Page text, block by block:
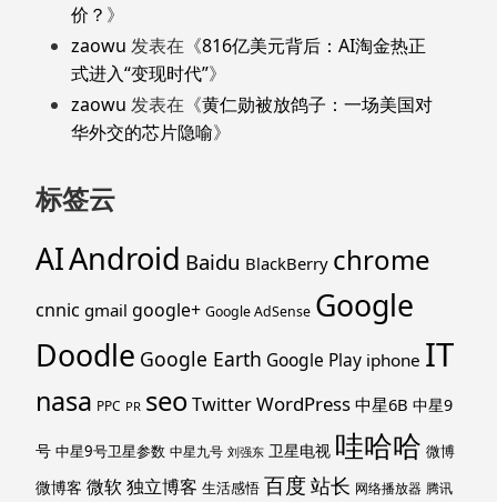
价？ 》
zaowu 发表在《816亿美元背后：AI淘金热正
式进入“变现时代”》
zaowu 发表在《黄仁勋被放鸽子：一场美国对
华外交的芯片隐喻》
标签云
AIAndroid Baidu BlackBerry chrome
cnnic gmail google+ Google AdSense Google
Doodle Google Earth Google Play iphone IT
nasa PPC PR seoTwitterWordPress 中星6B 中星9
号 中星9号卫星参数 中星九号 刘强东 卫星电视 哇哈哈 微博
微博客 微软独立博客 生活感悟 百度 站长 网络播放器 腾讯